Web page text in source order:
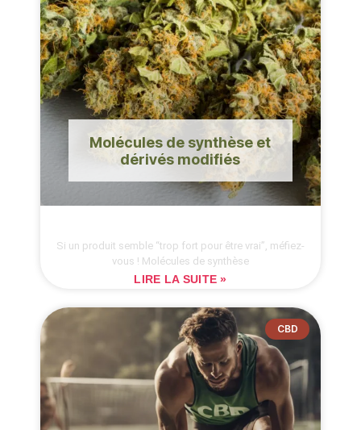
Molécules de synthèse et
dérivés modifiés
Si un produit semble “trop fort pour être vrai”, méfiez-
vous ! Molécules de synthèse
LIRE LA SUITE »
CBD